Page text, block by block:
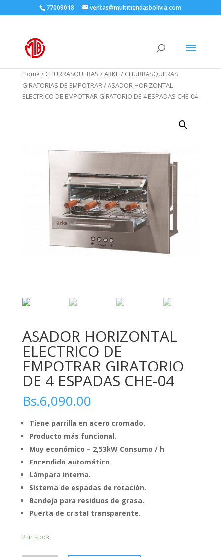
77009018 ventas@multitiendasbolivia.com
Home / CHURRASQUERAS /ARKE / CHURRASQUERAS
GIRATORIAS DE EMPOTRAR/ ASADOR HORIZONTAL
ELECTRICO DE EMPOTRAR GIRATORIO DE 4 ESPADAS CHE-04
ASADOR HORIZONTAL
ELECTRICO DE
EMPOTRAR GIRATORIO
DE 4 ESPADAS CHE-04
Bs.6,090.00
Tiene parrilla en acero cromado.
Producto más funcional.
Muy económico – 2,53kW Consumo / h
Encendido automático.
Lámpara interna.
Sistema de espadas de rotación.
Bandeja para residuos de grasa.
Puerta de cristal transparente.
2 in stock